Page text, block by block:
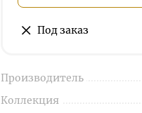
Под заказ
Производитель
Коллекция